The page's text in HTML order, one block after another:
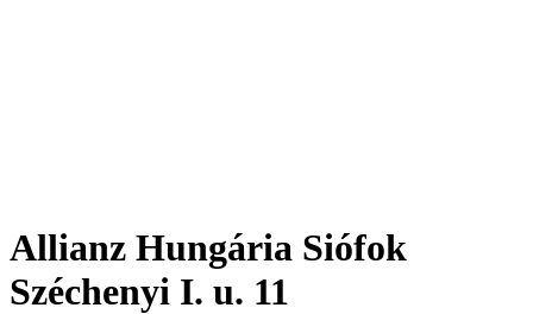
Allianz Hungária Siófok
Széchenyi I. u. 11